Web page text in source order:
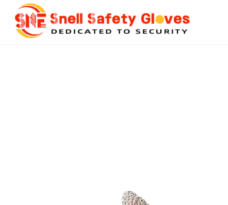
content